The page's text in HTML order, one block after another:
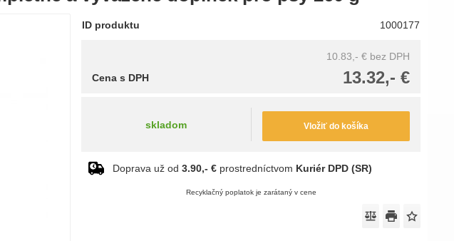
ID produktu 1000177
10.83,- € bez DPH
13.32,- €
Cena s DPH
skladom Vložiť do košíka
Doprava už od3.90,- € prostredníctvom Kuriér DPD (SR)
Recyklačný poplatok je zarátaný v cene